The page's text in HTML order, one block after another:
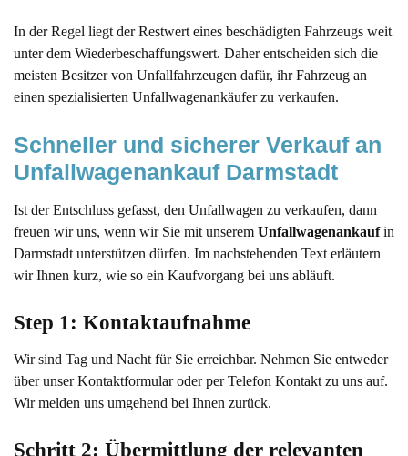
In der Regel liegt der Restwert eines beschädigten Fahrzeugs weit
unter dem Wiederbeschaffungswert. Daher entscheiden sich die
meisten Besitzer von Unfallfahrzeugen dafür, ihr Fahrzeug an
einen spezialisierten Unfallwagenankäufer zu verkaufen.
Schneller und sicherer Verkauf an
Unfallwagenankauf Darmstadt
Ist der Entschluss gefasst, den Unfallwagen zu verkaufen, dann
freuen wir uns, wenn wir Sie mit unserem Unfallwagenankaufin
Darmstadt unterstützen dürfen. Im nachstehenden Text erläutern
wir Ihnen kurz, wie so ein Kaufvorgang bei uns abläuft.
Step 1: Kontaktaufnahme
Wir sind Tag und Nacht für Sie erreichbar. Nehmen Sie entweder
über unser Kontaktformular oder per Telefon Kontakt zu uns auf.
Wir melden uns umgehend bei Ihnen zurück.
Schritt 2: Übermittlung der relevanten